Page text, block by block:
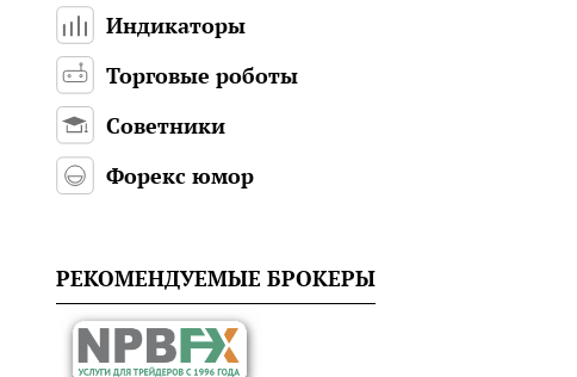
Индикаторы
Торговые роботы
Советники
Форекс юмор
РЕКОМЕНДУЕМЫЕ БРОКЕРЫ